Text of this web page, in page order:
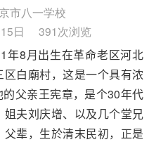
市八一学校
日 391次浏览
年8月出生在革命老区河北
白廟村，这是一个具有浓
父亲王宪章，是个30年代
夫刘庆增、以及几个堂兄
辈，生於清末民初，正是